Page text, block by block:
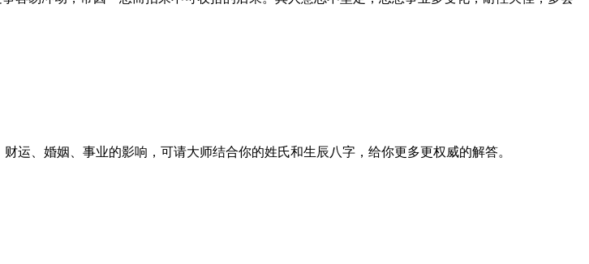
运、婚姻、事业的影响，可请大师结合你的姓氏和生辰八字，给你更多更权威的解答。